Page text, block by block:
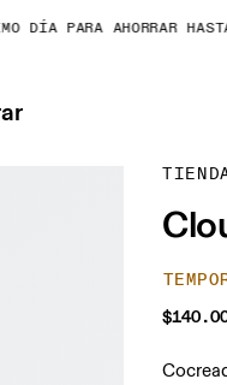
PARA AHORRAR HASTA